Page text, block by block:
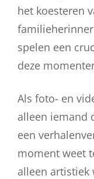
het koesteren
spelen een
deze
Als foto- en
alleen iemand
een
moment weet
alleen artistiek